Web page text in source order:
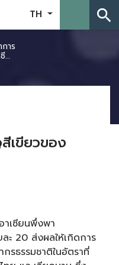
TH search
าร
เขียวของ
าเซียนพึ่งพา
ะ 20 ส่งผลให้เกิดการ
รธรรมชาติในอัตราที่